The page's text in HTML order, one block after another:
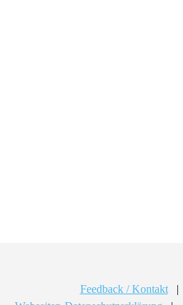
Feedback / Kontakt |